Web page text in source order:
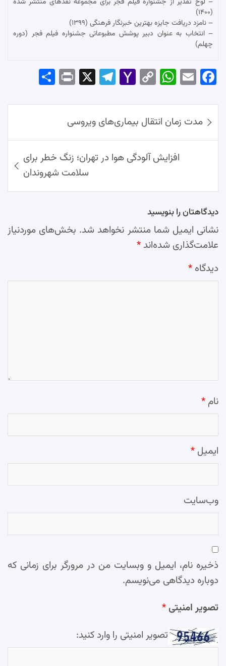
(۱۴۰۰)
– نامزد دریافت جایزه بهترین خبرنگار فرهنگی (۱۳۹۹)
– انتخاب به عنوان دبیر پوشش مطبوعاتی جشنواره فیلم فجر (دوره
چهلم)
Fac
ok
Em
Wh
Ap
p
Co
Lin
k
Yah
Mai
l
Tel
am
Pri
نوشته‌ها
مدت زمان انتقال بیماری‌های ویروسی
افزایش آلودگی هوا در تهران؛ زنگ خطر برای
سلامت شهروندان
دیدگاهتان را بنویسید
نشانی ایمیل شما منتشر نخواهد شد. بخش‌های موردنیاز
علامت‌گذاری شده‌اند *
دیدگاه *
نام *
ایمیل *
وب‌سایت
ذخیره نام، ایمیل و وبسایت من در مرورگر برای زمانی که
دوباره دیدگاهی می‌نویسم.
تصویر امنیتی*
تصویر امنیتی را وارد کنید: